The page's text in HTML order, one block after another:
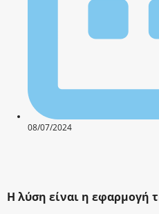
08/07/2024
Η λύση είναι η εφαρμογή